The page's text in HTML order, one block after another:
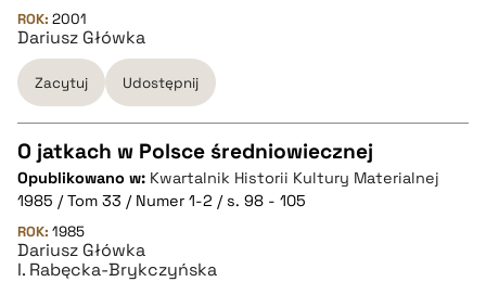
BIBTEX
pobierz cytat
ROK: 2001
Dariusz Główka
Zacytuj Udostępnij
CZYSTY TEKST
pobierz cytat
O jatkach w Polsce średniowiecznej
Opublikowano w: Kwartalnik Historii Kultury Materialnej
1985 / Tom 33 / Numer 1-2 / s. 98 - 105
ROK: 1985
Dariusz Główka
I. Rabęcka-Brykczyńska